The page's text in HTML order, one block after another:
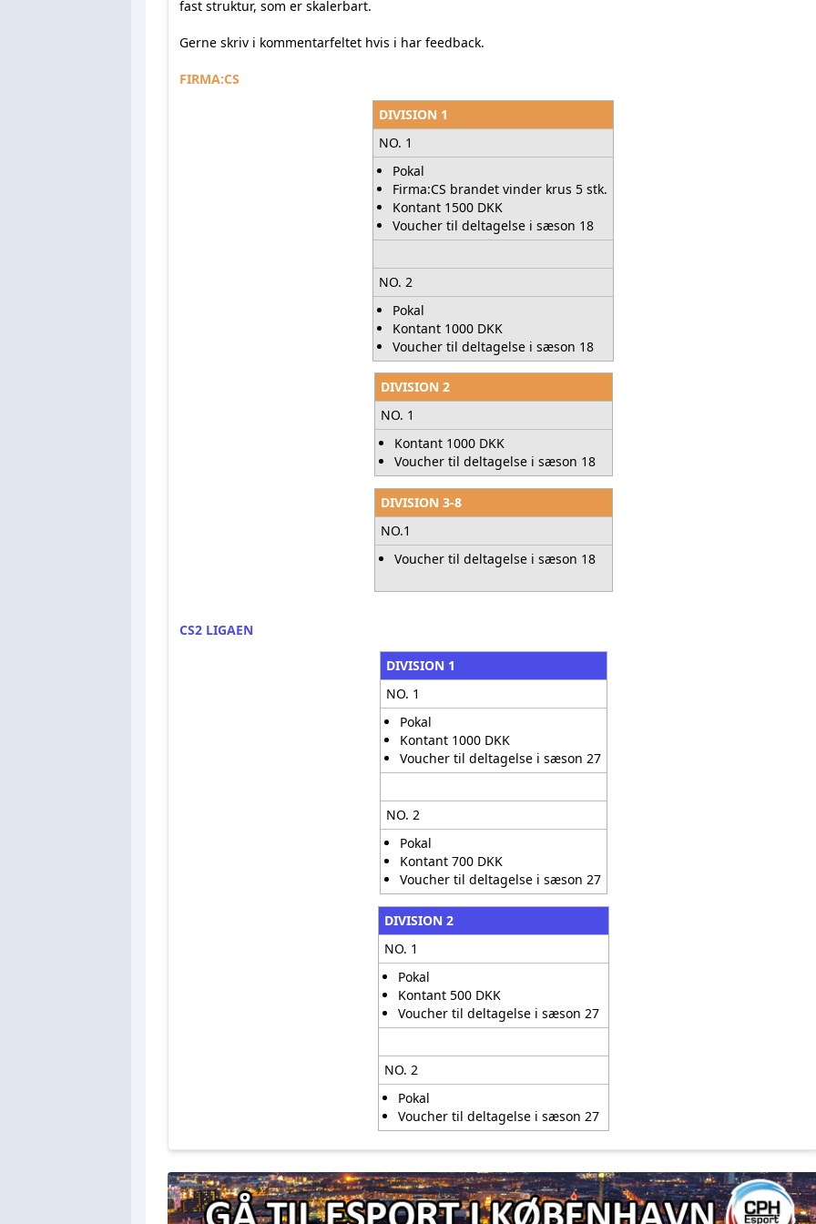
fast struktur, som er skalerbart.
Gerne skriv i kommentarfeltet hvis i har feedback.
FIRMA:CS
DIVISION 1
NO. 1
Pokal
Firma:CS brandet vinder krus 5 stk.
Kontant 1500 DKK
Voucher til deltagelse i sæson 18
NO. 2
Pokal
Kontant 1000 DKK
Voucher til deltagelse i sæson 18
DIVISION 2
NO. 1
Kontant 1000 DKK
Voucher til deltagelse i sæson 18
DIVISION 3-8
NO.1
Voucher til deltagelse i sæson 18
CS2 LIGAEN
DIVISION 1
NO. 1
Pokal
Kontant 1000 DKK
Voucher til deltagelse i sæson 27
NO. 2
Pokal
Kontant 700 DKK
Voucher til deltagelse i sæson 27
DIVISION 2
NO. 1
Pokal
Kontant 500 DKK
Voucher til deltagelse i sæson 27
NO. 2
Pokal
Voucher til deltagelse i sæson 27